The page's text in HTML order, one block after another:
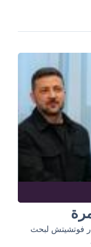
فوتشيتش لبحث